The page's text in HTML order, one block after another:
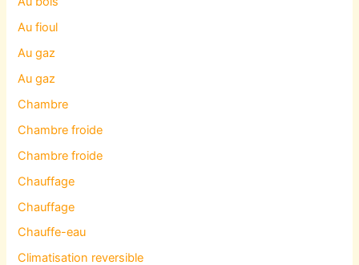
Au fioul
Au gaz
Au gaz
Chambre
Chambre froide
Chambre froide
Chauffage
Chauffage
Chauffe-eau
Climatisation reversible